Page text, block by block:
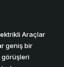
Araçlar
geniş bir
görüşleri